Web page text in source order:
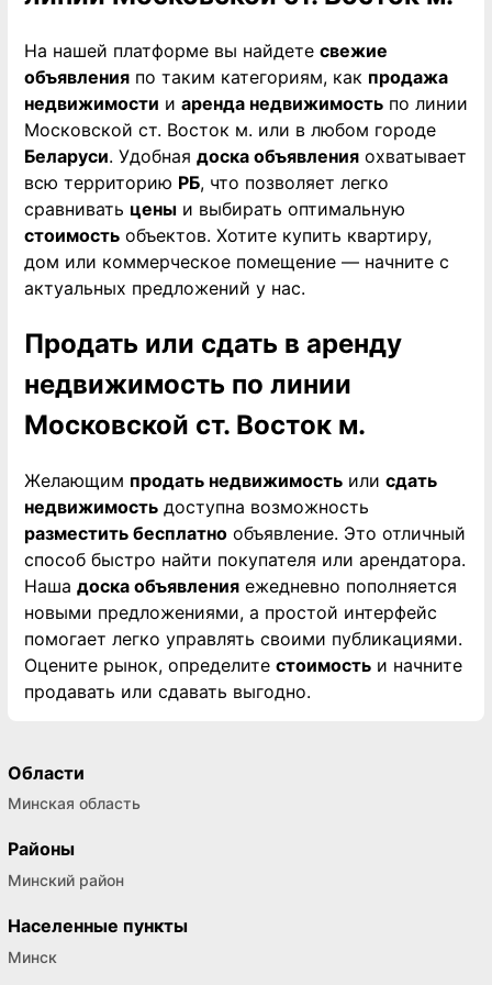
На нашей платформе вы найдете свежие
объявления по таким категориям, как продажа
недвижимости и аренда недвижимость по линии
Московской ст. Восток м. или в любом городе
Беларуси. Удобная доска объявления охватывает
всю территорию РБ, что позволяет легко
сравнивать цены и выбирать оптимальную
стоимость объектов. Хотите купить квартиру,
дом или коммерческое помещение — начните с
актуальных предложений у нас.
Продать или сдать в аренду
недвижимость по линии
Московской ст. Восток м.
Желающим продать недвижимость или сдать
недвижимость доступна возможность
разместить бесплатно объявление. Это отличный
способ быстро найти покупателя или арендатора.
Наша доска объявления ежедневно пополняется
новыми предложениями, а простой интерфейс
помогает легко управлять своими публикациями.
Оцените рынок, определите стоимость и начните
продавать или сдавать выгодно.
Области
Минская область
Районы
Минский район
Населенные пункты
Минск